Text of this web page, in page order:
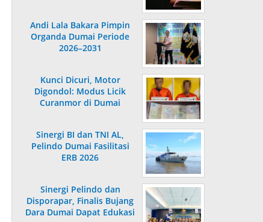
Andi Lala Bakara Pimpin
Organda Dumai Periode
2026–2031
Kunci Dicuri, Motor
Digondol: Modus Licik
Curanmor di Dumai
Sinergi BI dan TNI AL,
Pelindo Dumai Fasilitasi
ERB 2026
Sinergi Pelindo dan
Disporapar, Finalis Bujang
Dara Dumai Dapat Edukasi